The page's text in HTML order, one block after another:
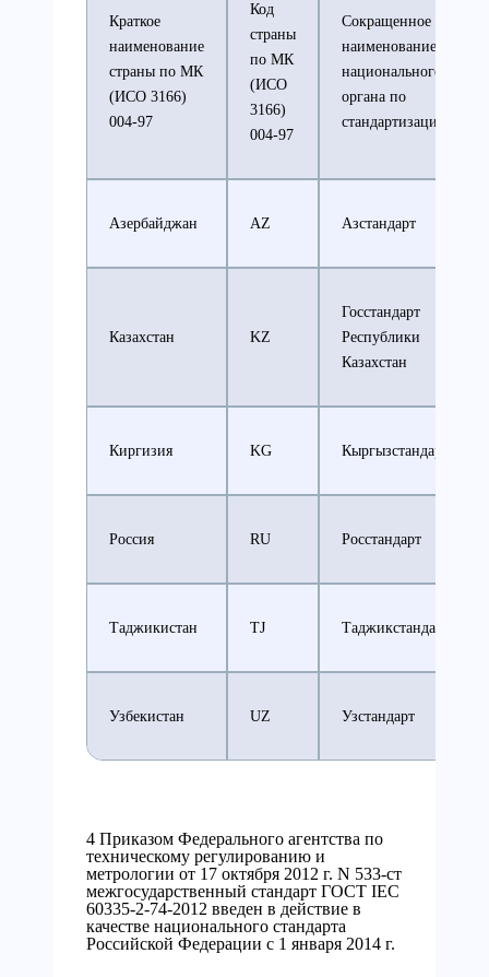
Краткое
наименование
страны по МК
(ИСО 3166)
004-97
Код
страны
по МК
(ИСО
3166)
004-97
Сокращенное
наименование
национального
органа по
стандартизации
Азербайджан AZ Азстандарт
Казахстан KZ
Госстандарт
Республики
Казахстан
Киргизия KG Кыргызстандарт
Россия RU Росстандарт
Таджикистан TJ Таджикстандарт
Узбекистан UZ Узстандарт
4 Приказом Федерального агентства по
техническому регулированию и
метрологии от 17 октября 2012 г. N 533-ст
межгосударственный стандарт ГОСТ IEC
60335-2-74-2012 введен в действие в
качестве национального стандарта
Российской Федерации с 1 января 2014 г.